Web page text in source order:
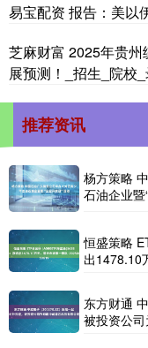
易宝配资 报告：美以
芝麻财富 2025年贵
展预测！_招生_院校
推荐资讯
杨方策略
石油企业暨
恒盛策略
出1478.10
东方财通
被投资公